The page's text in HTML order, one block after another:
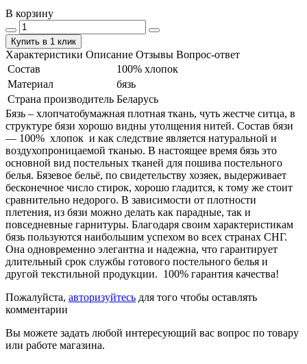
В корзину
Купить в 1 клик
Характеристики Описание Отзывы Вопрос-ответ
Состав
100% хлопок
Материал
бязь
Страна производитель Беларусь
Бязь – хлопчатобумажная плотная ткань, чуть жестче ситца, в
структуре бязи хорошо видны утолщения нитей. Состав бязи
― 100% хлопок и как следствие является натуральной и
воздухопроницаемой тканью. В настоящее время бязь это
основной вид постельных тканей для пошива постельного
белья. Бязевое бельё, по свидетельству хозяек, выдерживает
бесконечное число стирок, хорошо гладится, к тому же стоит
сравнительно недорого. В зависимости от плотности
плетения, из бязи можно делать как парадные, так и
повседневные гарнитуры. Благодаря своим характеристикам
бязь пользуются наибольшим успехом во всех странах СНГ.
Она одновременно элегантна и надежна, что гарантирует
длительный срок службы готового постельного белья и
другой текстильной продукции. 100% гарантия качества!
Пожалуйста, авторизуйтесь для того чтобы оставлять
комментарии
Вы можете задать любой интересующий вас вопрос по товару
или работе магазина.